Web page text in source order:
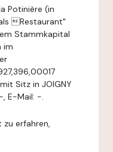
Potinière (in
Restaurant"
Stammkapital
im
Sitz in JOIGNY
, E-Mail: -.
zu erfahren,